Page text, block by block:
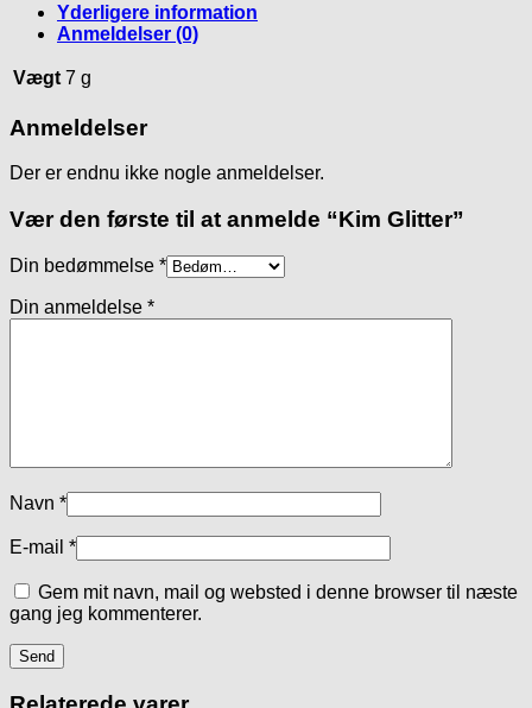
Yderligere information
Anmeldelser (0)
Vægt 7 g
Anmeldelser
Der er endnu ikke nogle anmeldelser.
Vær den første til at anmelde “Kim Glitter”
Din bedømmelse *
Din anmeldelse *
Navn *
E-mail *
Gem mit navn, mail og websted i denne browser til næste
gang jeg kommenterer.